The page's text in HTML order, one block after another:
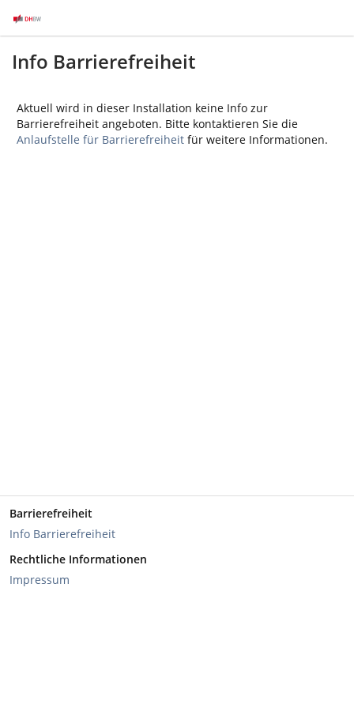
Info Barrierefreiheit
Aktuell wird in dieser Installation keine Info zur
Barrierefreiheit angeboten. Bitte kontaktieren Sie die
Anlaufstelle für Barrierefreiheit für weitere Informationen.
Barrierefreiheit
Info Barrierefreiheit
Rechtliche Informationen
Impressum